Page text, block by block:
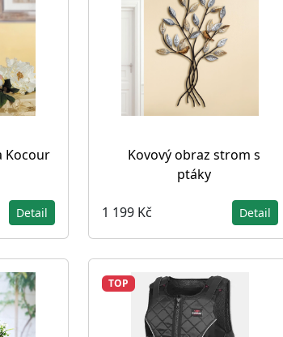
Kocour
Detail
Kovový obraz strom s
ptáky
1 199 Kč Detail
TOP